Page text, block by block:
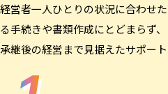
経営者一人ひとりの状況に合わせ
る手続きや書類作成にとどまらず、
承継後の経営まで見据えたサポート